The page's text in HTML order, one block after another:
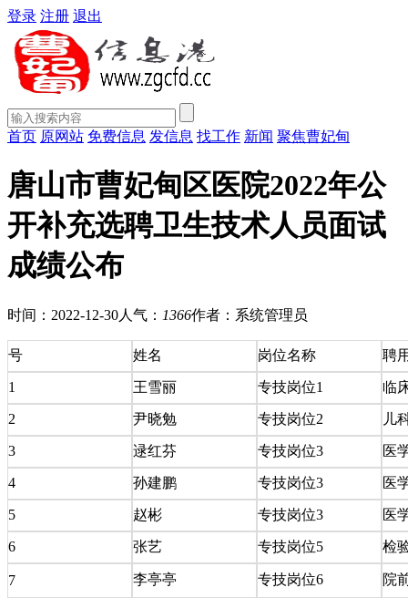
登录 注册 退出
首页 原网站 免费信息 发信息 找工作 新闻 聚焦曹妃甸
唐山市曹妃甸区医院2022年公
开补充选聘卫生技术人员面试
成绩公布
时间：2022-12-30人气： 1366作者：系统管理员
号 姓名 岗位名称 聘
1 王雪丽 专技岗位1 临
2 尹晓勉 专技岗位2 儿
3 逯红芬 专技岗位3 医
4 孙建鹏 专技岗位3 医
5 赵彬 专技岗位3 医
6 张艺 专技岗位5 检
7 李亭亭 专技岗位6 院